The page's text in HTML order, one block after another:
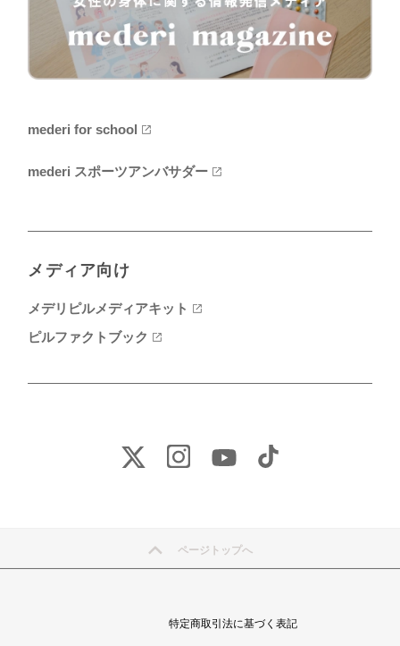
mederi for school
mederi スポーツアンバサダー
メディア向け
メデリピルメディアキット
ピルファクトブック
ページトップへ
特定商取引法に基づく表記